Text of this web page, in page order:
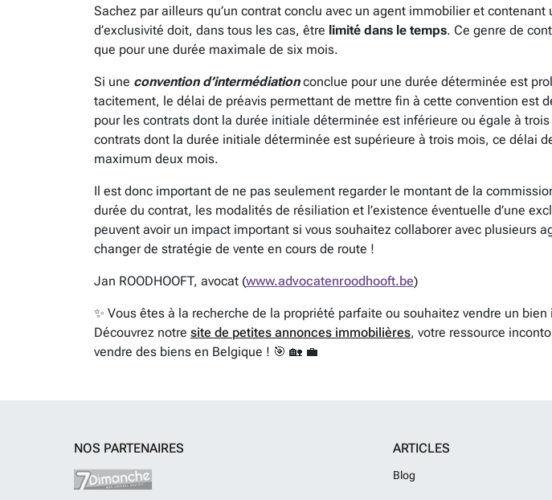
Sachez par ailleurs qu’un contrat conclu avec un agent immobilier et contenant
d’exclusivité doit, dans tous les cas, être limité dans le temps. Ce genre de
que pour une durée maximale de six mois.
Si une convention d’intermédiationconclue pour une durée déterminée est
tacitement, le délai de préavis permettant de mettre fin à cette convention est
pour les contrats dont la durée initiale déterminée est inférieure ou égale à
contrats dont la durée initiale déterminée est supérieure à trois mois, ce délai
maximum deux mois.
Il est donc important de ne pas seulement regarder le montant de la
durée du contrat, les modalités de résiliation et l’existence éventuelle d’une
peuvent avoir un impact important si vous souhaitez collaborer avec plusieurs
changer de stratégie de vente en cours de route !
Jan ROODHOOFT, avocat (www.advocatenroodhooft.be)
✨ Vous êtes à la recherche de la propriété parfaite ou souhaitez vendre un bien
Découvrez notre site de petites annonces immobilières, votre ressource
vendre des biens en Belgique ! 🎯 🏡 💼
NOS PARTENAIRES ARTICLES
Blog